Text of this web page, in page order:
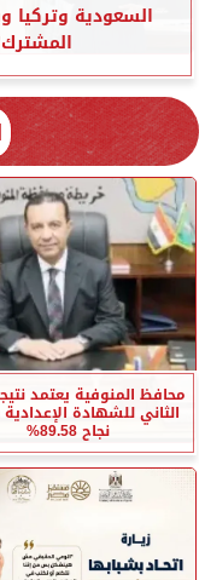
السعودية وتركيا
محافظ المنوفية يعتمد
الثاني للشهادة
نجاح 89.58%